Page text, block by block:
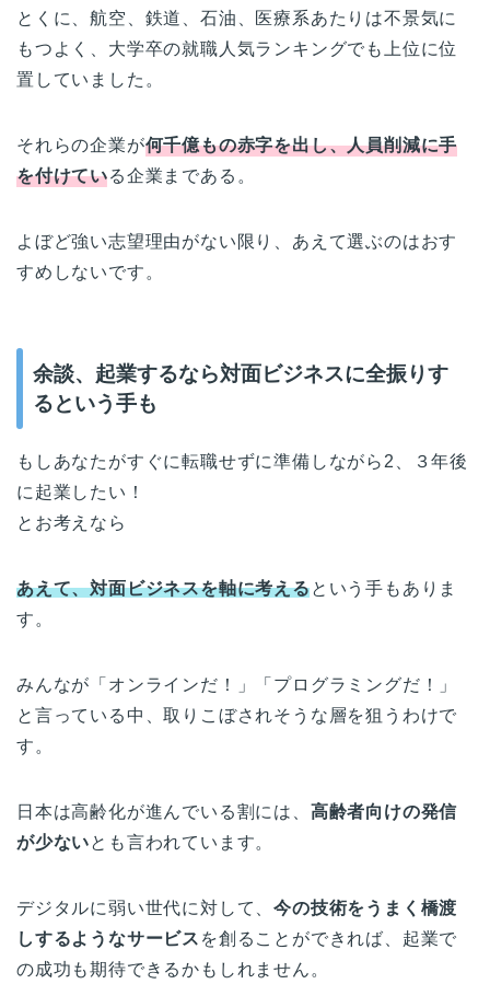
とくに、航空、鉄道、石油、医療系あたりは不景気に
もつよく、大学卒の就職人気ランキングでも上位に位
置していました。
それらの企業が何千億もの赤字を出し、人員削減に手
を付けている企業まである。
よぼど強い志望理由がない限り、あえて選ぶのはおす
すめしないです。
余談、起業するなら対面ビジネスに全振りす
るという手も
もしあなたがすぐに転職せずに準備しながら2、３年後
に起業したい！
とお考えなら
あえて、対面ビジネスを軸に考えるという手もありま
す。
みんなが「オンラインだ！」「プログラミングだ！」
と言っている中、取りこぼされそうな層を狙うわけで
す。
日本は高齢化が進んでいる割には、 高齢者向けの発信
が少ないとも言われています。
デジタルに弱い世代に対して、今の技術をうまく橋渡
しするようなサービス を創ることができれば、起業で
の成功も期待できるかもしれません。